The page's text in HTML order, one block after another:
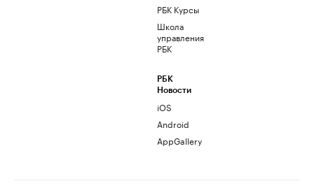
РБК Курсы
Школа
управления
РБК
РБК
Новости
iOS
Android
AppGallery